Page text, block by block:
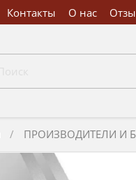
Контакты О нас
ПРОИЗВОДИТЕЛИ И